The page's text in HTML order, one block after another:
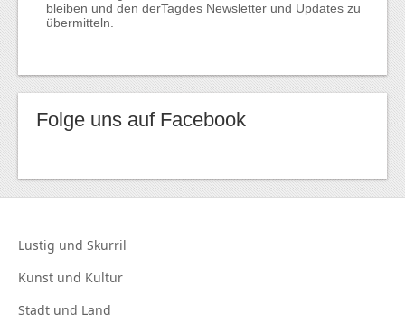
bleiben und den derTagdes Newsletter und Updates zu
übermitteln.
Folge uns auf Facebook
Lustig und Skurril
Kunst und Kultur
Stadt und Land